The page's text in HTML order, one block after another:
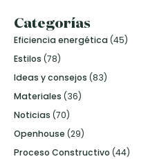
Categorías
Eficiencia energética(45)
Estilos (78)
Ideas y consejos (83)
Materiales (36)
Noticias (70)
Openhouse (29)
Proceso Constructivo (44)